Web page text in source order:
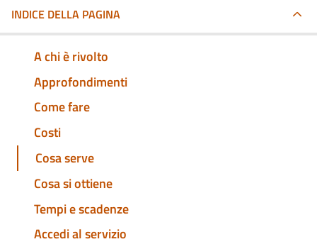
INDICE DELLA PAGINA
A chi è rivolto
Approfondimenti
Come fare
Costi
Cosa serve
Cosa si ottiene
Tempi e scadenze
Accedi al servizio